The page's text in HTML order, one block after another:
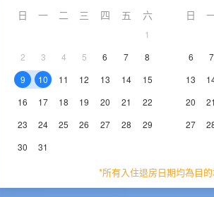
日 一 二 三 四 五 六
1
2
3 4 5 6 7
8
9
10 11 12 13 14
15
16
17 18 19 20 21
22
23
24 25 26 27 28
29
30
31
日
6
7
13
20
21
27
*所有入住退房日期均為目